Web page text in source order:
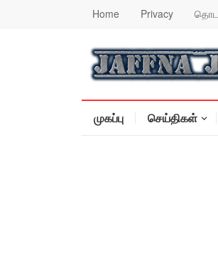
Home Privacy
முகப்பு செய்திகள்